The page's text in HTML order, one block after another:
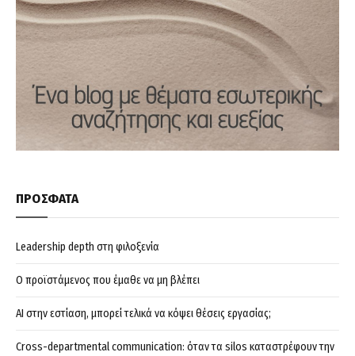
ΠΡΟΣΦΑΤΑ
Leadership depth στη φιλοξενία
Ο προϊστάμενος που έμαθε να μη βλέπει
AI στην εστίαση, μπορεί τελικά να κόψει θέσεις εργασίας;
Cross-departmental communication: όταν τα silos καταστρέφουν την